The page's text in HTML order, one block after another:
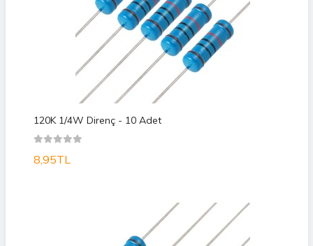
120K 1/4W Direnç - 10 Adet
8,95TL